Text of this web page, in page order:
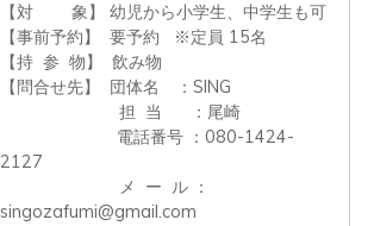
【対        象】 幼児から小学生、中学生も可
【事前予約】  要予約   ※定員 15名
【持  参  物】  飲み物
【問合せ先】  団体名　：SING
電話番号 ：080-1424-
2127